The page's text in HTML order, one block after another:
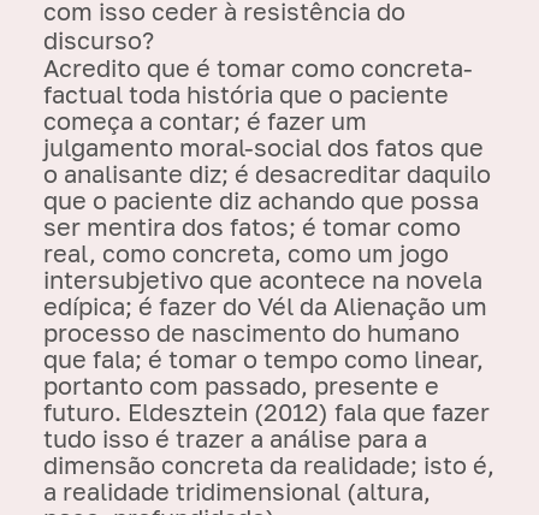
com isso ceder à resistência do
discurso?
Acredito que é tomar como concreta-
factual toda história que o paciente
começa a contar; é fazer um
julgamento moral-social dos fatos que
o analisante diz; é desacreditar daquilo
que o paciente diz achando que possa
ser mentira dos fatos; é tomar como
real, como concreta, como um jogo
intersubjetivo que acontece na novela
edípica; é fazer do Vél da Alienação um
processo de nascimento do humano
que fala; é tomar o tempo como linear,
portanto com passado, presente e
futuro. Eldesztein (2012) fala que fazer
tudo isso é trazer a análise para a
dimensão concreta da realidade; isto é,
a realidade tridimensional (altura,